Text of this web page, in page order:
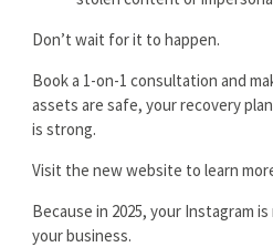
Don’t wait for it to happen.
Book a 1-on-1 consultation and
assets are safe, your recovery
is strong.
Visit the new website to learn
Because in 2025, your Instagram
your business.